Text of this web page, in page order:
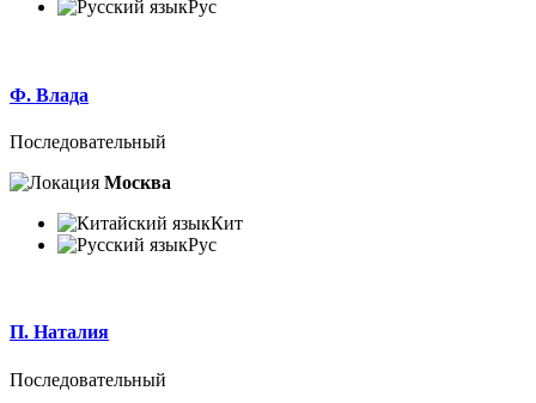
Рус
Ф. Влада
Последовательный
Москва
Кит
Рус
П. Наталия
Последовательный